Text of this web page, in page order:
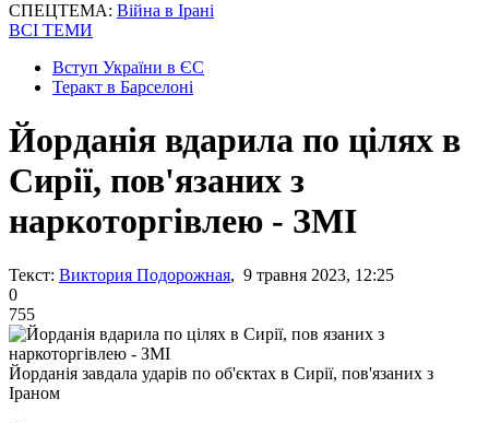
СПЕЦТЕМА: Війна в Ірані
ВСІ ТЕМИ
Вступ України в ЄС
Теракт в Барселоні
Йорданія вдарила по цілях в
Сирії, пов'язаних з
наркоторгівлею - ЗМІ
Текст: Виктория Подорожная, 9 травня 2023, 12:25
0
755
Йорданія завдала ударів по об'єктах в Сирії, пов'язаних з
Іраном